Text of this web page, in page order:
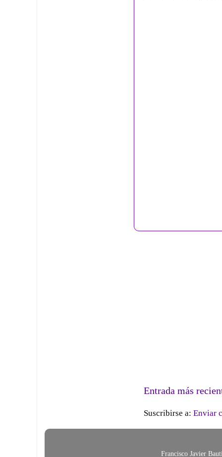
Entrada más
Suscribirse a: Enviar
Francisco Javier